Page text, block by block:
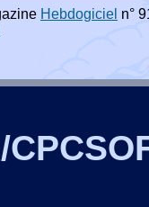
Hebdogiciel n°